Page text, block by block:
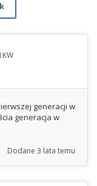
generacji w
generacja w
Dodane 3 lata temu